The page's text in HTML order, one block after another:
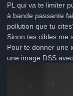
PL qui va te limiter
à bande passante
pollution que tu
Sinon tes cibles me
Pour te donner une
une image DSS